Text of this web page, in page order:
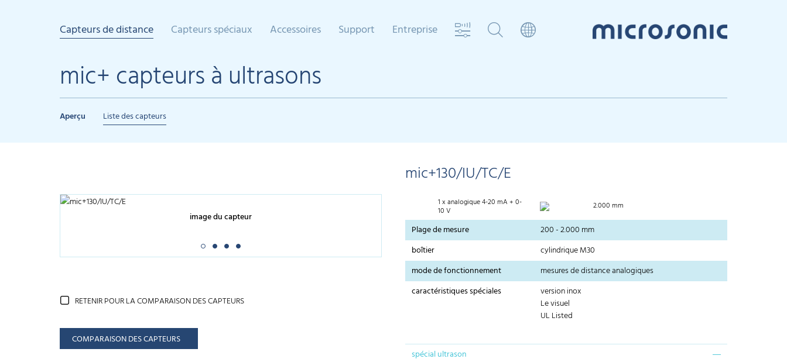
Capteurs de distance Capteurs spéciaux Accessoires Support Entreprise
mic+ capteurs à ultrasons
Aperçu Liste des capteurs
mic+130/IU/TC/E
image du capteur
RETENIR POUR LA COMPARAISON DES CAPTEURS
COMPARAISON DES CAPTEURS
1 x analogique 4-20 mA + 0-
10 V 2.000 mm
Plage de mesure
200 - 2.000 mm
boîtier
cylindrique M30
mode de fonctionnement
mesures de distance analogiques
caractéristiques spéciales
version inox
Le visuel
UL Listed
spécial ultrason